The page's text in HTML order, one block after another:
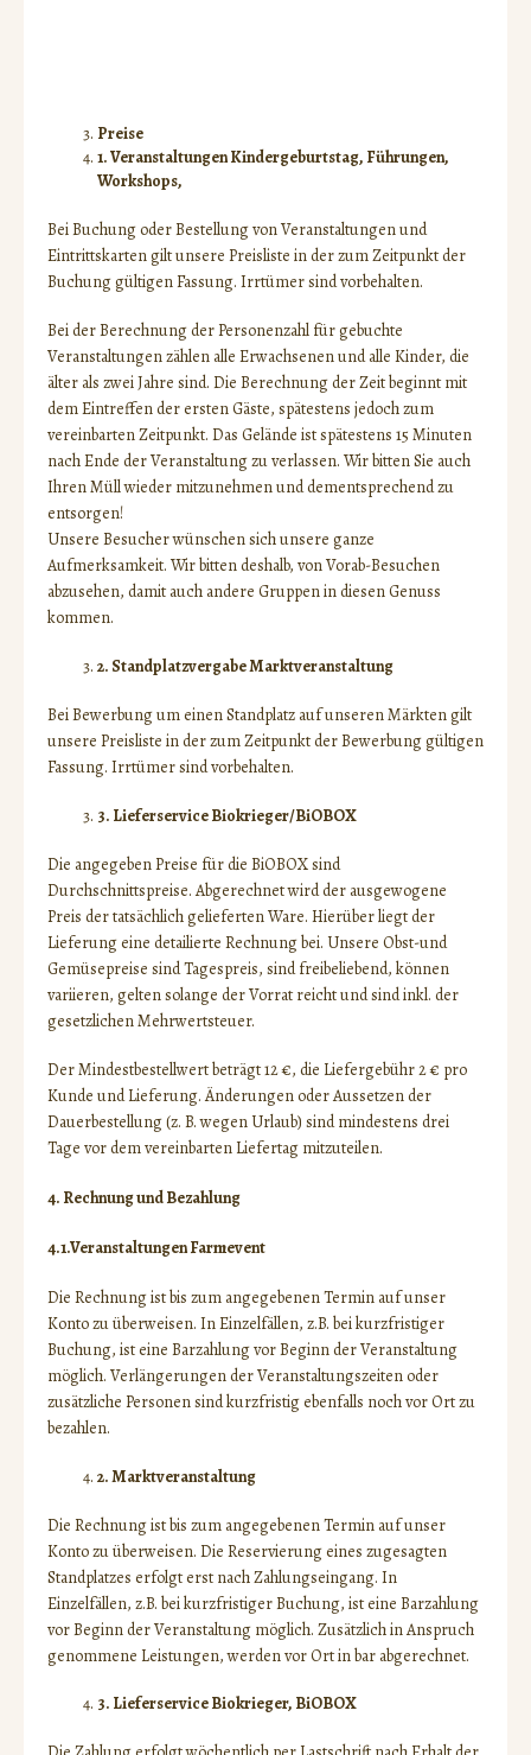
Preise
1. Veranstaltungen Kindergeburtstag, Führungen,
Workshops,
Bei Buchung oder Bestellung von Veranstaltungen und
Eintrittskarten gilt unsere Preisliste in der zum Zeitpunkt der
Buchung gültigen Fassung. Irrtümer sind vorbehalten.
Bei der Berechnung der Personenzahl für gebuchte
Veranstaltungen zählen alle Erwachsenen und alle Kinder, die
älter als zwei Jahre sind. Die Berechnung der Zeit beginnt mit
dem Eintreffen der ersten Gäste, spätestens jedoch zum
vereinbarten Zeitpunkt. Das Gelände ist spätestens 15 Minuten
nach Ende der Veranstaltung zu verlassen. Wir bitten Sie auch
Ihren Müll wieder mitzunehmen und dementsprechend zu
entsorgen!
Unsere Besucher wünschen sich unsere ganze
Aufmerksamkeit. Wir bitten deshalb, von Vorab-Besuchen
abzusehen, damit auch andere Gruppen in diesen Genuss
kommen.
2. Standplatzvergabe Marktveranstaltung
Bei Bewerbung um einen Standplatz auf unseren Märkten gilt
unsere Preisliste in der zum Zeitpunkt der Bewerbung gültigen
Fassung. Irrtümer sind vorbehalten.
3. Lieferservice Biokrieger/BiOBOX
Die angegeben Preise für die BiOBOX sind
Durchschnittspreise. Abgerechnet wird der ausgewogene
Preis der tatsächlich gelieferten Ware. Hierüber liegt der
Lieferung eine detailierte Rechnung bei. Unsere Obst-und
Gemüsepreise sind Tagespreis, sind freibeliebend, können
variieren, gelten solange der Vorrat reicht und sind inkl. der
gesetzlichen Mehrwertsteuer.
Der Mindestbestellwert beträgt 12 €, die Liefergebühr 2 € pro
Kunde und Lieferung. Änderungen oder Aussetzen der
Dauerbestellung (z. B. wegen Urlaub) sind mindestens drei
Tage vor dem vereinbarten Liefertag mitzuteilen.
4. Rechnung und Bezahlung
4.1.Veranstaltungen Farmevent
Die Rechnung ist bis zum angegebenen Termin auf unser
Konto zu überweisen. In Einzelfällen, z.B. bei kurzfristiger
Buchung, ist eine Barzahlung vor Beginn der Veranstaltung
möglich. Verlängerungen der Veranstaltungszeiten oder
zusätzliche Personen sind kurzfristig ebenfalls noch vor Ort zu
bezahlen.
2. Marktveranstaltung
Die Rechnung ist bis zum angegebenen Termin auf unser
Konto zu überweisen. Die Reservierung eines zugesagten
Standplatzes erfolgt erst nach Zahlungseingang. In
Einzelfällen, z.B. bei kurzfristiger Buchung, ist eine Barzahlung
vor Beginn der Veranstaltung möglich. Zusätzlich in Anspruch
genommene Leistungen, werden vor Ort in bar abgerechnet.
3. Lieferservice Biokrieger, BiOBOX